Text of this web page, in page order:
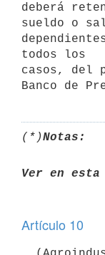
deberá
sueldo o
todos los
casos, del
(*)Notas:
Ver en
Artículo 10